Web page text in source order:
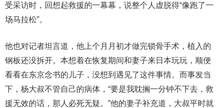
受采访时，回想起救援的一幕幕，说整个人虚脱得“像跑了一
场马拉松”。
他也对记者坦言道，他上个月月初才做完锁骨手术，植入的
钢板还没拆开。本想着在恢复期间和妻子来日本玩玩，顺便
看看在东京念书的儿子，没想到遇见了这件事情。而事发当
下，杨大叔不管自己的病体，“要是我耽搁一分钟不下去，救
援无效的话，那人必死无疑。”他的妻子补充道，大叔平时就